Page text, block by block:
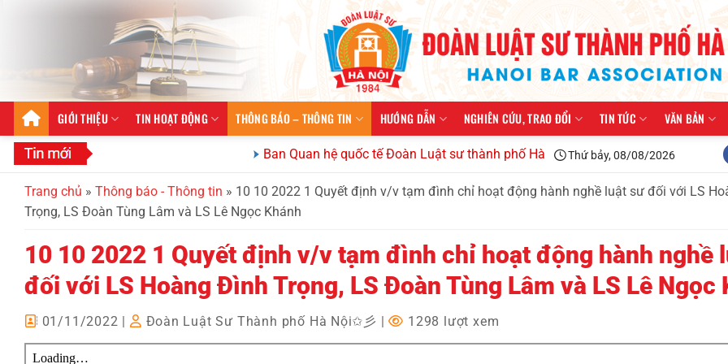
GIỚI THIỆU TIN HOẠT ĐỘNG THÔNG BÁO – THÔNG TIN HƯỚNG DẪN NGHIÊN CỨU, TRAO ĐỔI TIN TỨC VĂN BẢN
Ban Quan hệ quốc tế Đoàn Luật sư thành phố Hà Nội kiện toàn tổ chức, triển khai công
Thứ bảy, 08/08/2026
Trang chủ » Thông báo - Thông tin » 10 10 2022 1 Quyết định v/v tạm đình chỉ hoạt động hành nghề luật sư đối với LS
Trọng, LS Đoàn Tùng Lâm và LS Lê Ngọc Khánh
10 10 2022 1 Quyết định v/v tạm đình chỉ hoạt động hành nghề
đối với LS Hoàng Đình Trọng, LS Đoàn Tùng Lâm và LS Lê Ngọc
01/11/2022 Đoàn Luật Sư Thành phố Hà Nội✩彡 | 1298 lượt xem